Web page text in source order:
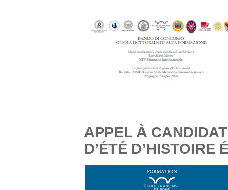
APPEL À
D’ÉTÉ D’HISTOIRE